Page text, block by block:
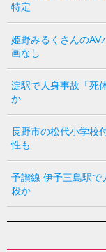
特定
姫野みるくさんのAV
画なし
淀駅で人身事故「死
か
長野市の松代小学校
性も
予讃線 伊予三島駅で
殺か